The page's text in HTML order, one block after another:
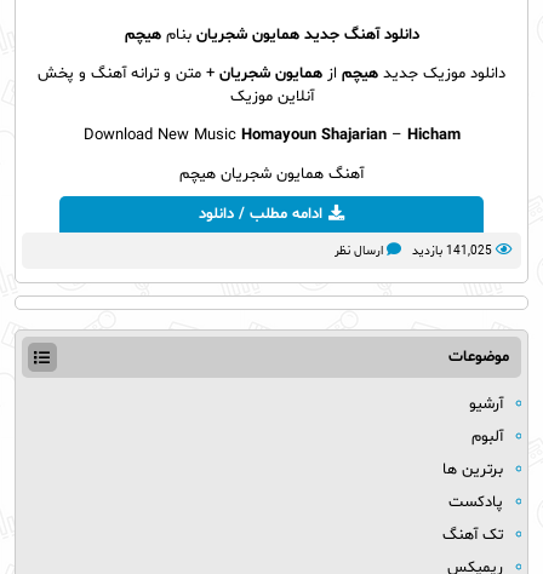
دانلود آهنگ جديد همایون شجریان بنامهیچم
دانلود موزیک جديد هیچم از همایون شجریان + متن و ترانه آهنگ و پخش
آنلاين موزيک
Download New Music Homayoun Shajarian– Hicham
آهنگ همایون شجریان هیچم
ادامه مطلب / دانلود
141,025 بازدید ارسال نظر
موضوعات
آرشیو
آلبوم
برترین ها
پادکست
تک آهنگ
ریمیکس